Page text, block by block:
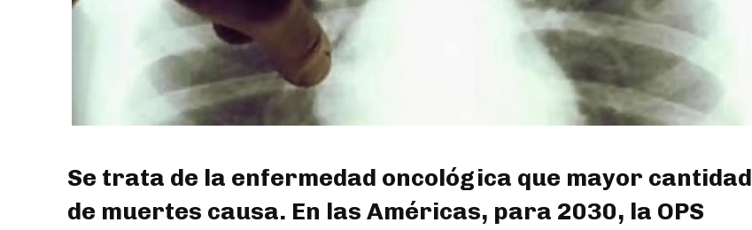
Se trata de la enfermedad oncológica que mayor cantidad
de muertes causa. En las Américas, para 2030, la OPS